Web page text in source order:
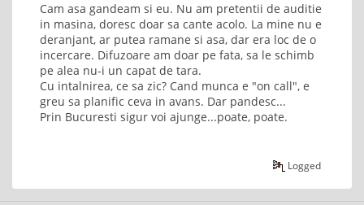
Cam asa gandeam si eu. Nu am pretentii de auditie
in masina, doresc doar sa cante acolo. La mine nu e
deranjant, ar putea ramane si asa, dar era loc de o
incercare. Difuzoare am doar pe fata, sa le schimb
pe alea nu-i un capat de tara.
Cu intalnirea, ce sa zic? Cand munca e "on call", e
greu sa planific ceva in avans. Dar pandesc...
Prin Bucuresti sigur voi ajunge...poate, poate.
Logged